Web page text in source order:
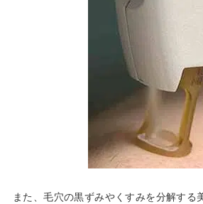
また、毛穴の黒ずみやくすみを分解する